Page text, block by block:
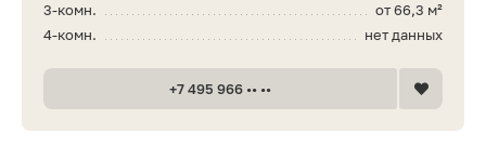
от 66,3 м²
3-комн.
нет данных
4-комн.
+7 495 966 •• ••